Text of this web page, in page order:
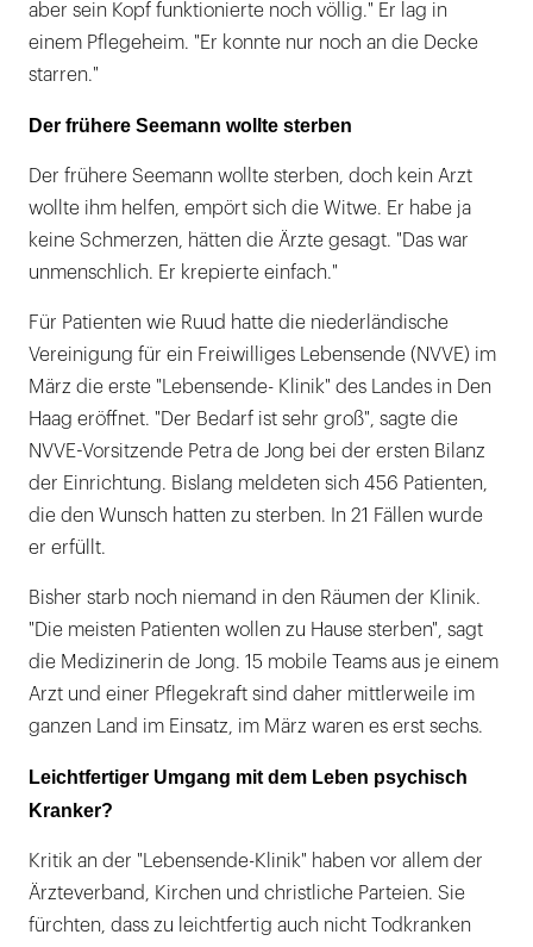
aber sein Kopf funktionierte noch völlig." Er lag in
einem Pflegeheim. "Er konnte nur noch an die Decke
starren."
Der frühere Seemann wollte sterben
Der frühere Seemann wollte sterben, doch kein Arzt
wollte ihm helfen, empört sich die Witwe. Er habe ja
keine Schmerzen, hätten die Ärzte gesagt. "Das war
unmenschlich. Er krepierte einfach."
Für Patienten wie Ruud hatte die niederländische
Vereinigung für ein Freiwilliges Lebensende (NVVE) im
März die erste "Lebensende- Klinik" des Landes in Den
Haag eröffnet. "Der Bedarf ist sehr groß", sagte die
NVVE-Vorsitzende Petra de Jong bei der ersten Bilanz
der Einrichtung. Bislang meldeten sich 456 Patienten,
die den Wunsch hatten zu sterben. In 21 Fällen wurde
er erfüllt.
Bisher starb noch niemand in den Räumen der Klinik.
"Die meisten Patienten wollen zu Hause sterben", sagt
die Medizinerin de Jong. 15 mobile Teams aus je einem
Arzt und einer Pflegekraft sind daher mittlerweile im
ganzen Land im Einsatz, im März waren es erst sechs.
Leichtfertiger Umgang mit dem Leben psychisch
Kranker?
Kritik an der "Lebensende-Klinik" haben vor allem der
Ärzteverband, Kirchen und christliche Parteien. Sie
fürchten, dass zu leichtfertig auch nicht Todkranken